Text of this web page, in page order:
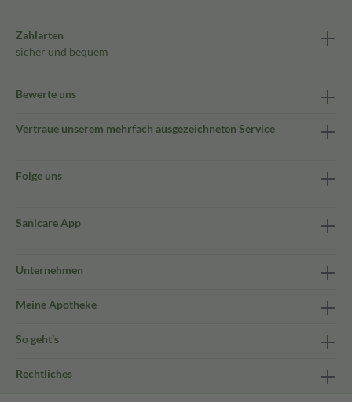
Zahlarten
sicher und bequem
Bewerte uns
Vertraue unserem mehrfach ausgezeichneten Service
Folge uns
Sanicare App
Unternehmen
Meine Apotheke
So geht's
Rechtliches